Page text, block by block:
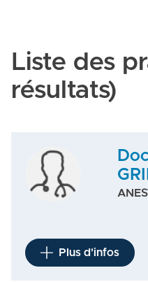
Liste des
résultats)
Plus d'infos